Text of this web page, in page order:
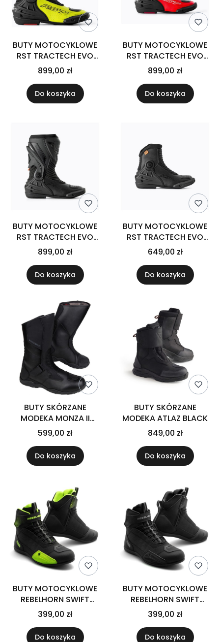
BUTY MOTOCYKLOWE
RST TRACTECH EVO
D3O SPORT BLACK FLUO
YELLOW
899,00 zł
Do koszyka
BUTY MOTOCYKLOWE
RST TRACTECH EVO
D3O SPORT BLACK FLUO
RED
899,00 zł
Do koszyka
BUTY MOTOCYKLOWE
RST TRACTECH EVO
D3O SPORT BLACK
899,00 zł
Do koszyka
BUTY MOTOCYKLOWE
RST TRACTECH EVO
D3O SHORT BLACK
649,00 zł
Do koszyka
BUTY SKÓRZANE
MODEKA MONZA II
BLACK
599,00 zł
Do koszyka
BUTY SKÓRZANE
MODEKA ATLAZ BLACK
849,00 zł
Do koszyka
BUTY MOTOCYKLOWE
REBELHORN SWIFT
BLACK FLUO YELLOW
399,00 zł
Do koszyka
BUTY MOTOCYKLOWE
REBELHORN SWIFT
BLACK
399,00 zł
Do koszyka